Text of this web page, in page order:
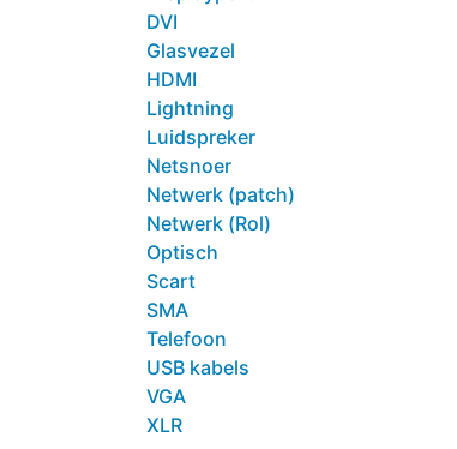
DVI
Glasvezel
HDMI
Lightning
Luidspreker
Netsnoer
Netwerk (patch)
Netwerk (Rol)
Optisch
Scart
SMA
Telefoon
USB kabels
VGA
XLR